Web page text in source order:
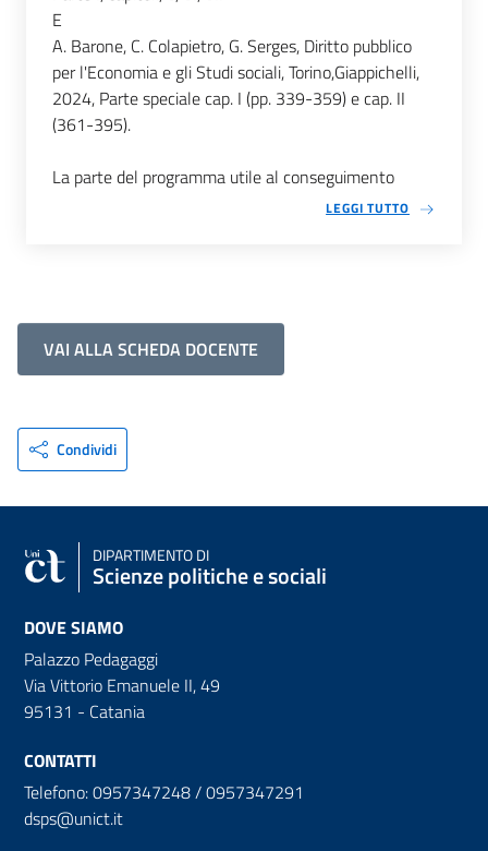
E
A. Barone, C. Colapietro, G. Serges, Diritto pubblico
per l'Economia e gli Studi sociali, Torino,Giappichelli,
2024, Parte speciale cap. I (pp. 339-359) e cap. II
(361-395).
La parte del programma utile al conseguimento
LEGGI TUTTO
VAI ALLA SCHEDA DOCENTE
Condividi
DIPARTIMENTO DI
Scienze politiche e sociali
DOVE SIAMO
Palazzo Pedagaggi
Via Vittorio Emanuele II, 49
95131 - Catania
CONTATTI
Telefono: 0957347248 / 0957347291
dsps@unict.it